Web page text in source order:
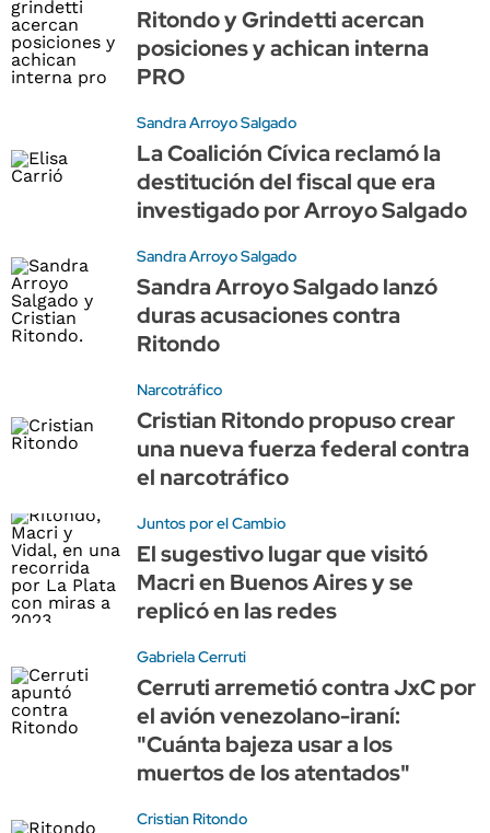
Ritondo y Grindetti acercan
posiciones y achican interna
PRO
Sandra Arroyo Salgado
La Coalición Cívica reclamó la
destitución del fiscal que era
investigado por Arroyo Salgado
Sandra Arroyo Salgado
Sandra Arroyo Salgado lanzó
duras acusaciones contra
Ritondo
Narcotráfico
Cristian Ritondo propuso crear
una nueva fuerza federal contra
el narcotráfico
Juntos por el Cambio
El sugestivo lugar que visitó
Macri en Buenos Aires y se
replicó en las redes
Gabriela Cerruti
Cerruti arremetió contra JxC por
el avión venezolano-iraní:
"Cuánta bajeza usar a los
muertos de los atentados"
Cristian Ritondo